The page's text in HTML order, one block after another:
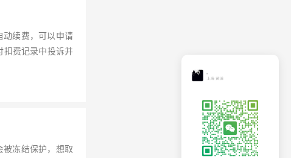
动续费，可以申请
扣费记录中投诉并
冻结保护，想取